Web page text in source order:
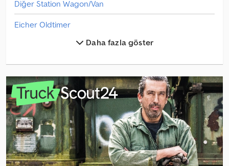
Diğer Station Wagon/Van
Eicher Oldtimer
Fendt Oldtimer
Fiat Oldtimer
Ford Oldtimer
Hanomag Oldtimer
Hurda Kamyonu
Daha fazla göster